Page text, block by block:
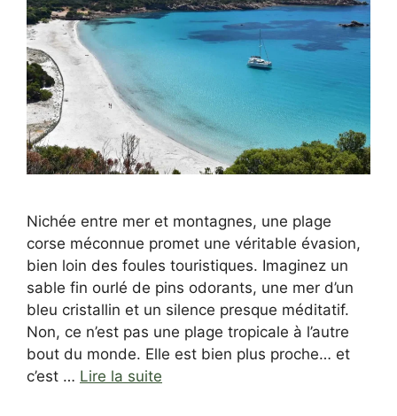
Nichée entre mer et montagnes, une plage
corse méconnue promet une véritable évasion,
bien loin des foules touristiques. Imaginez un
sable fin ourlé de pins odorants, une mer d’un
bleu cristallin et un silence presque méditatif.
Non, ce n’est pas une plage tropicale à l’autre
bout du monde. Elle est bien plus proche… et
c’est … Lire la suite